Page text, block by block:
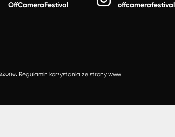
OffCameraFestival
offcamerafestival
Regulamin korzystania ze strony www